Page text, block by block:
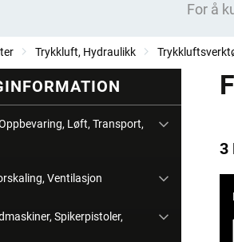
For å
Trykkluft, Hydraulikk
Løft, Transport,
Ventilasjon
Spikerpistoler,
3